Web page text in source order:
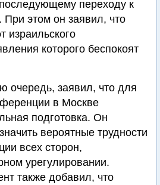
переходу к
При этом он заявил, что
израильского
которого беспокоят
очередь, заявил, что для
в Москве
подготовка. Он
вероятные трудности
всех сторон,
урегулировании.
также добавил, что